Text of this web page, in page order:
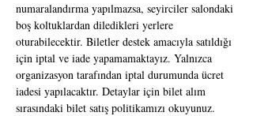
numaralandırma yapılmazsa, seyirciler salondaki
boş koltuklardan diledikleri yerlere
oturabilecektir. Biletler destek amacıyla satıldığı
için iptal ve iade yapamamaktayız. Yalnızca
organizasyon tarafından iptal durumunda ücret
iadesi yapılacaktır. Detaylar için bilet alım
sırasındaki bilet satış politikamızı okuyunuz.